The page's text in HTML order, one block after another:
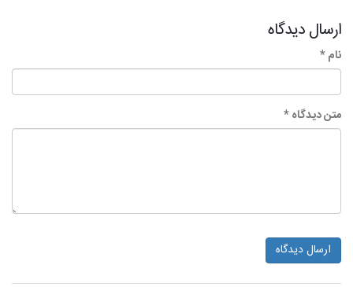
ارسال دیدگاه
نام *
متن دیدگاه *
ارسال دیدگاه